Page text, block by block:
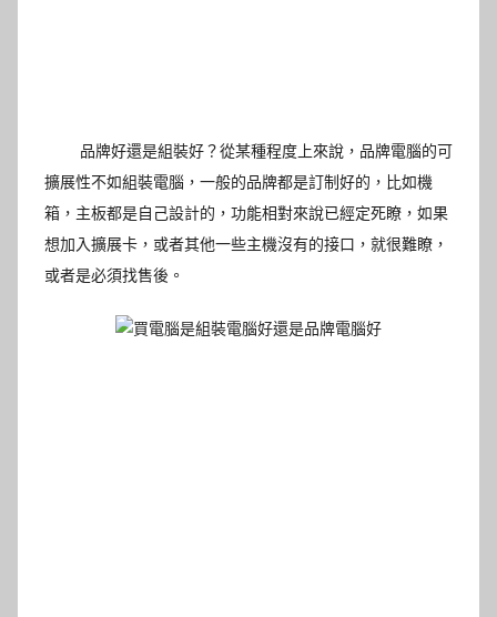
品牌好還是組裝好？從某種程度上來說，品牌電腦的可
擴展性不如組裝電腦，一般的品牌都是訂制好的，比如機
箱，主板都是自己設計的，功能相對來說已經定死瞭，如果
想加入擴展卡，或者其他一些主機沒有的接口，就很難瞭，
或者是必須找售後。